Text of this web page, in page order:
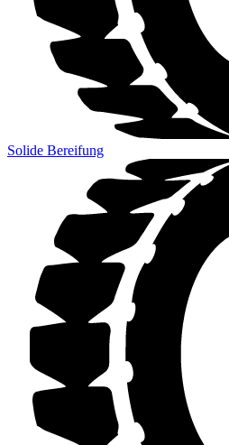
Solide Bereifung